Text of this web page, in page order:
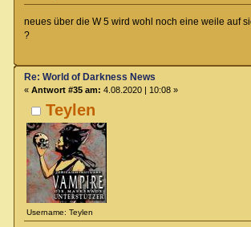
neues über die W 5 wird wohl noch eine weile auf
?
Teylen
Username: Teylen
Re: World of Darkness News
« Antwort #35 am: 4.08.2020 | 10:08 »